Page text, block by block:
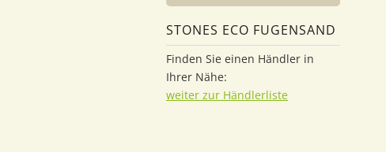
STONES ECO FUGENSAND
Finden Sie einen Händler in
Ihrer Nähe:
weiter zur Händlerliste